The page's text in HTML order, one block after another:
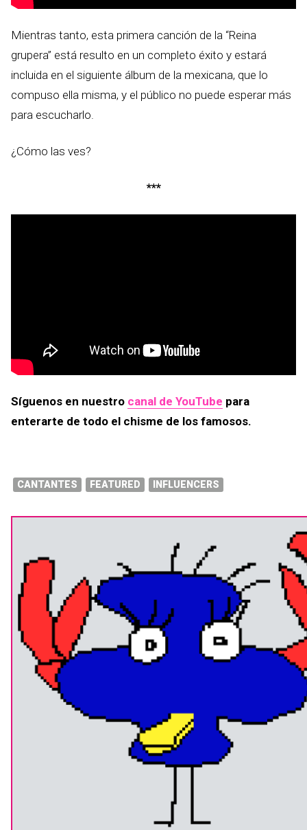
Mientras tanto, esta primera canción de la “Reina
grupera” está resulto en un completo éxito y estará
incluida en el siguiente álbum de la mexicana, que lo
compuso ella misma, y el público no puede esperar más
para escucharlo.
¿Cómo las ves?
***
Síguenos en nuestro canal de YouTube para
enterarte de todo el chisme de los famosos.
CANTANTES FEATURED INFLUENCERS